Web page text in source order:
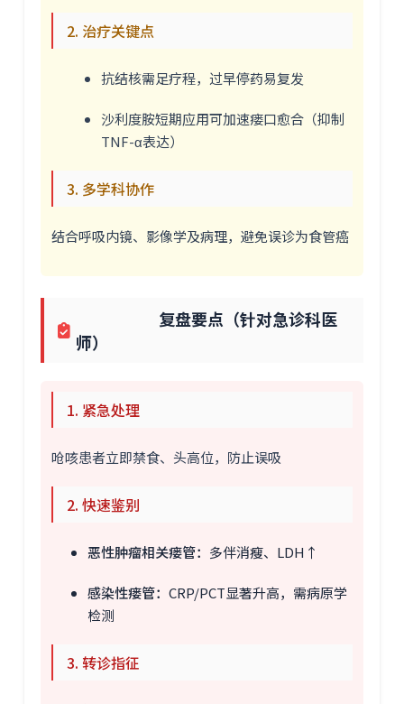
2. 治疗关键点
抗结核需足疗程，过早停药易复发
沙利度胺短期应用可加速瘘口愈合（抑制
TNF-α表达）
3. 多学科协作
结合呼吸内镜、影像学及病理，避免误诊为食管癌
复盘要点（针对急诊科医
师）
1. 紧急处理
呛咳患者立即禁食、头高位，防止误吸
2. 快速鉴别
恶性肿瘤相关瘘管： 多伴消瘦、LDH↑
感染性瘘管： CRP/PCT显著升高，需病原学
检测
3. 转诊指征